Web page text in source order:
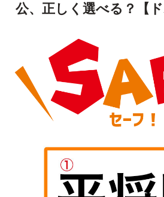
公、正しく選べる？【ド